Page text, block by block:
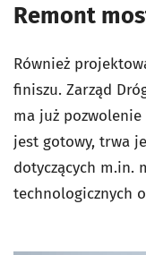
Remont
Również
finiszu. Zarząd
ma już
jest gotowy, trwa
dotyczących m.in.
technologicznych